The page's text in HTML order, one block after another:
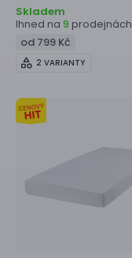
Skladem
Ihned na 9 prodejnách
od 799 Kč
2 VARIANTY